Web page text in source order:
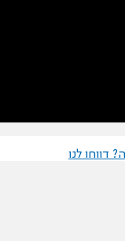
דווחו לנו